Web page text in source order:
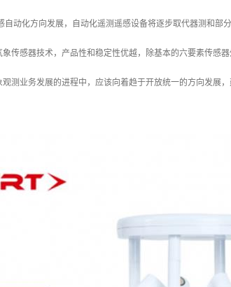
自动化方向发展，自动化遥测遥感设备将逐步取代器测和
传感器技术，产品性和稳定性优越，除基本的六要素传感
测业务发展的进程中，应该向着趋于开放统一的方向发展